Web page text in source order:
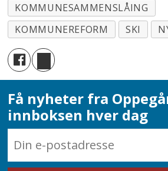
KOMMUNESAMMENSLÅING
KOMMUNEREFORM
SKI
Få nyheter fra
innboksen hver dag